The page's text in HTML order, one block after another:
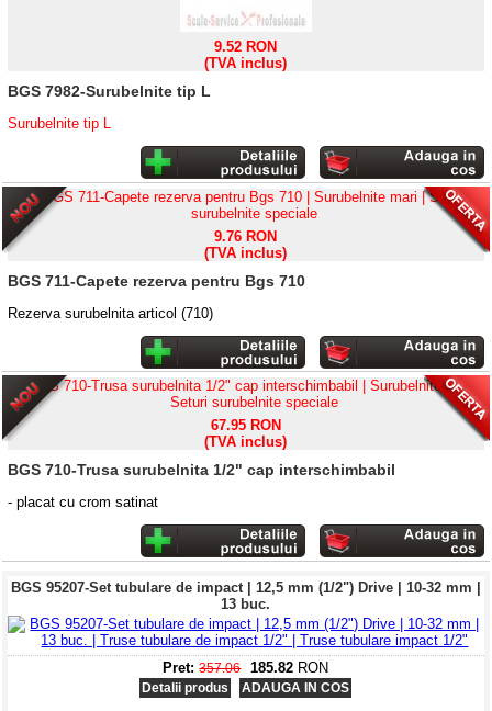
9.52 RON
(TVA inclus)
BGS 7982-Surubelnite tip L
Surubelnite tip L
9.76 RON
(TVA inclus)
BGS 711-Capete rezerva pentru Bgs 710
Rezerva surubelnita articol (710)
67.95 RON
(TVA inclus)
BGS 710-Trusa surubelnita 1/2" cap interschimbabil
- placat cu crom satinat
BGS 95207-Set tubulare de impact | 12,5 mm (1/2") Drive | 10-32 mm |
13 buc.
Pret: 357.06 185.82 RON
Detalii produs ADAUGA IN COS